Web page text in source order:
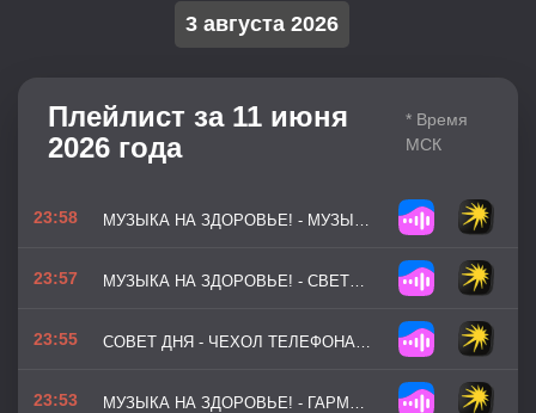
3 августа 2026
Плейлист за 11 июня
2026 года
* Время
МСК
23:58 МУЗЫКА НА ЗДОРОВЬЕ! - МУЗЫКА АТЛЕТИКИ
23:57 МУЗЫКА НА ЗДОРОВЬЕ! - СВЕТЛАЯ РОСА
23:55 СОВЕТ ДНЯ - ЧЕХОЛ ТЕЛЕФОНА — ТИХИЙ НАКОПИТЕЛЬ ГРЯЗИ
23:53 МУЗЫКА НА ЗДОРОВЬЕ! - ГАРМОНИЯ И БАЛАНС